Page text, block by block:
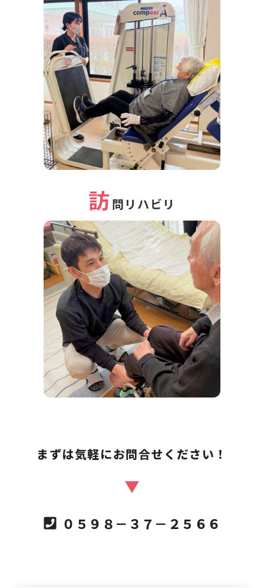
訪 問リハビリ
まずは気軽にお問合せください！
０５９８－３７－２５６６